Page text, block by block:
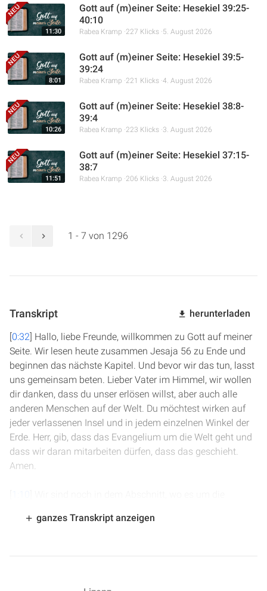
11:30
Gott auf (m)einer Seite: Hesekiel 39:25-
40:10
Rabea Kramp 227 Klicks 5. August 2026
8:01
Gott auf (m)einer Seite: Hesekiel 39:5-
39:24
Rabea Kramp 221 Klicks 4. August 2026
10:26
Gott auf (m)einer Seite: Hesekiel 38:8-
39:4
Rabea Kramp 223 Klicks 3. August 2026
11:51
Gott auf (m)einer Seite: Hesekiel 37:15-
38:7
Rabea Kramp 206 Klicks 3. August 2026
1 - 7 von 1296
Transkript herunterladen
[0:32] Hallo, liebe Freunde, willkommen zu Gott auf meiner
Seite. Wir lesen heute zusammen Jesaja 56 zu Ende und
beginnen das nächste Kapitel. Und bevor wir das tun, lasst
uns gemeinsam beten. Lieber Vater im Himmel, wir wollen
dir danken, dass du unser erlösen willst, aber auch alle
anderen Menschen auf der Welt. Du möchtest wirken auf
jeder verlassenen Insel und in jedem einzelnen Winkel der
Erde. Herr, gib, dass das Evangelium um die Welt geht und
dass wir daran mitarbeiten dürfen, dass das geschieht.
Amen.
Fremdlinge, die sich Gott nahen und denen sich Gott naht.
ganzes Transkript anzeigen